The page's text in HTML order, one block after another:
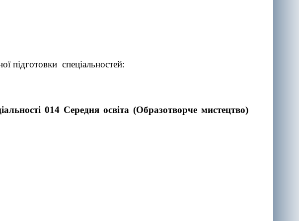
підготовки спеціальностей:
014 Середня освіта (Образотворче мистецтво)